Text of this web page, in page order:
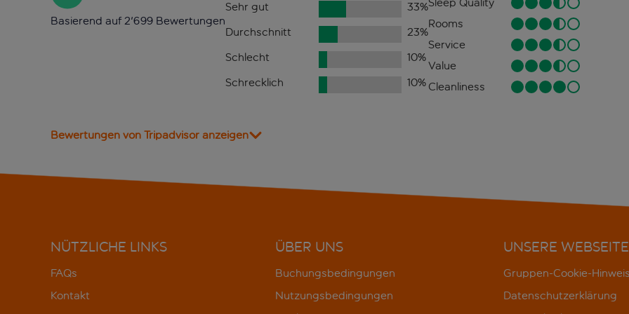
Basierend auf 2'699 Bewertungen
Sehr gut 33%
Durchschnitt
23%
Schlecht
10%
Schrecklich
10%
Rooms
Service
Value
Cleanliness
Bewertungen von Tripadvisor anzeigen
NÜTZLICHE LINKS
FAQs
Kontakt
ÜBER UNS
Buchungsbedingungen
Nutzungsbedingungen
UNSERE WEBSEITE
Gruppen-Cookie-
Datenschutzerklärung